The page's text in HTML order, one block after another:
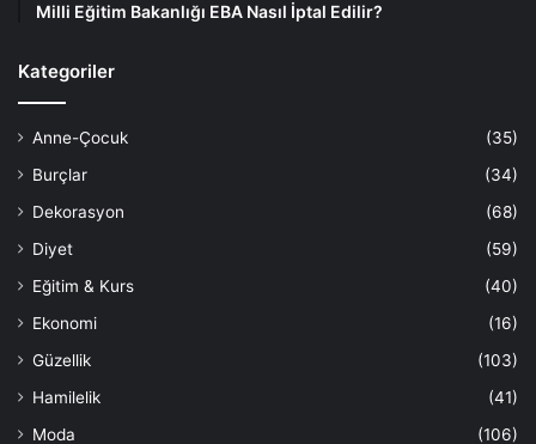
Milli Eğitim Bakanlığı EBA Nasıl İptal Edilir?
Kategoriler
Anne-Çocuk
(35)
Burçlar
(34)
Dekorasyon
(68)
Diyet
(59)
Eğitim & Kurs
(40)
Ekonomi
(16)
Güzellik
(103)
Hamilelik
(41)
Moda
(106)